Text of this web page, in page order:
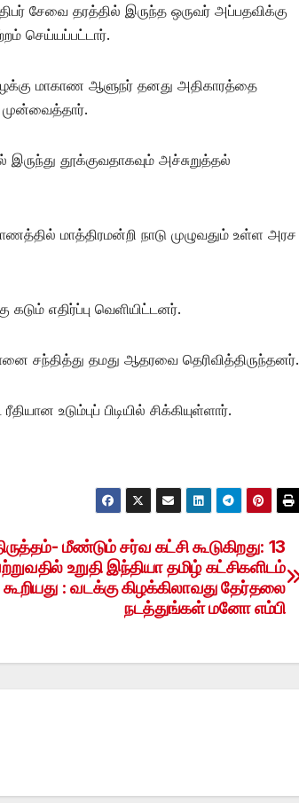
சேவை தரத்தில் இருந்த ஒருவர் அப்பதவிக்கு
செய்யப்பட்டார்.
மாகாண ஆளுநர் தனது அதிகாரத்தை
தூக்குவதாகவும் அச்சுறுத்தல்
மாத்திரமன்றி நாடு முழுவதும் உள்ள அரச
எதிர்ப்பு வெளியிட்டனர்.
சந்தித்து தமது ஆதரவை தெரிவித்திருந்தனர்.
உடும்புப் பிடியில் சிக்கியுள்ளார்.
மீண்டும் சர்வ கட்சி கூடுகிறது: 13
உறுதி இந்தியா தமிழ் கட்சிகளிடம்
கூறியது : வடக்கு கிழக்கிலாவது தேர்தலை
நடத்துங்கள் மனோ எம்பி